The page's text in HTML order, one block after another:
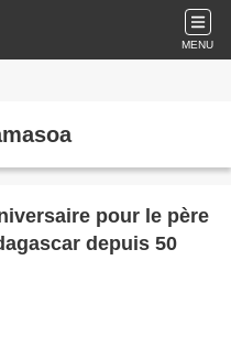
MENU
pour le père
depuis 50